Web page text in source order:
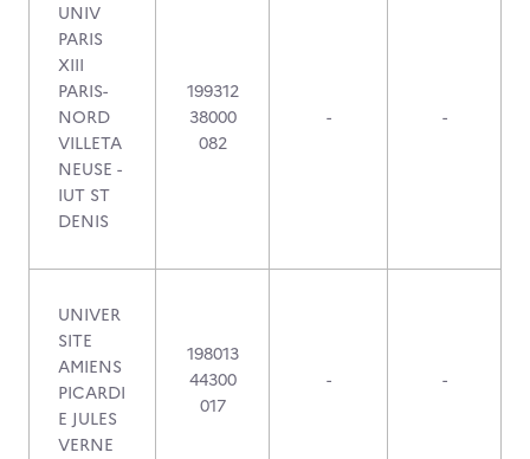
UNIV
PARIS
XIII
PARIS-
NORD
VILLETA
NEUSE -
IUT ST
DENIS
199312
38000
082
- -
UNIVER
SITE
AMIENS
PICARDI
E JULES
VERNE
198013
44300
017
- -